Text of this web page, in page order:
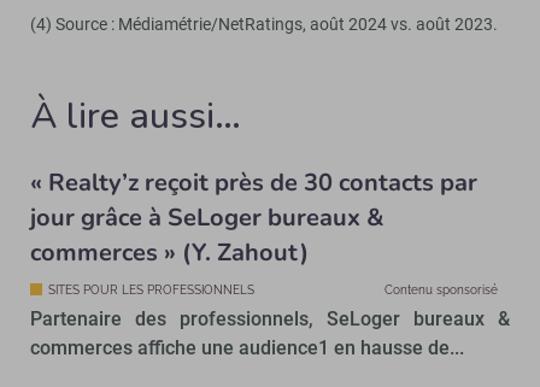
(4) Source : Médiamétrie/NetRatings, août 2024 vs. août 2023.
À lire aussi…
« Realty’z reçoit près de 30 contacts par
jour grâce à SeLoger bureaux &
commerces » (Y. Zahout)
SITES POUR LES PROFESSIONNELS Contenu sponsorisé
Partenaire des professionnels, SeLoger bureaux &
commerces affiche une audience1 en hausse de...